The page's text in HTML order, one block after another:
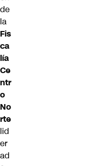
de
la
Fis
ca
lía
Ce
ntr
o
No
rte
lid
er
ad